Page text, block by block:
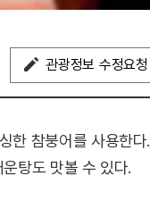
관광정보 수정요청
한 참붕어를 사용한다.
탕도 맛볼 수 있다.